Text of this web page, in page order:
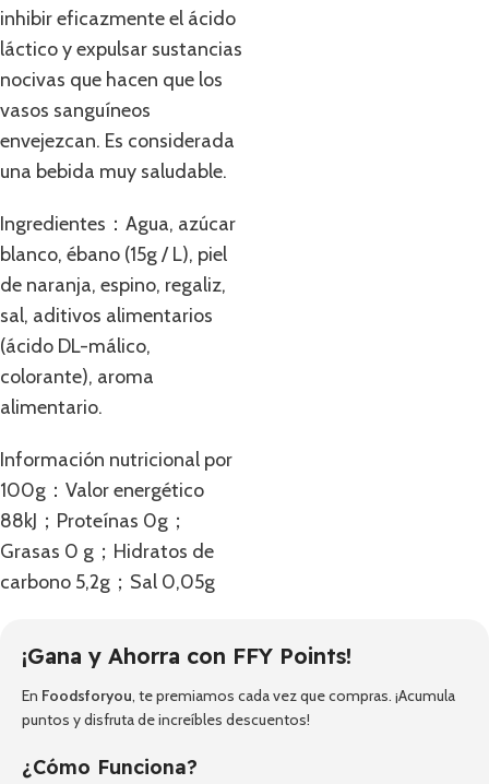
inhibir eficazmente el ácido
láctico y expulsar sustancias
nocivas que hacen que los
vasos sanguíneos
envejezcan. Es considerada
una bebida muy saludable.
Ingredientes：Agua, azúcar
blanco, ébano (15g / L), piel
de naranja, espino, regaliz,
sal, aditivos alimentarios
(ácido DL-málico,
colorante), aroma
alimentario.
Información nutricional por
100g：Valor energético
88kJ；Proteínas 0g；
Grasas 0 g；Hidratos de
carbono 5,2g；Sal 0,05g
¡Gana y Ahorra con FFY Points!
En Foodsforyou, te premiamos cada vez que compras. ¡Acumula
puntos y disfruta de increíbles descuentos!
¿Cómo Funciona?